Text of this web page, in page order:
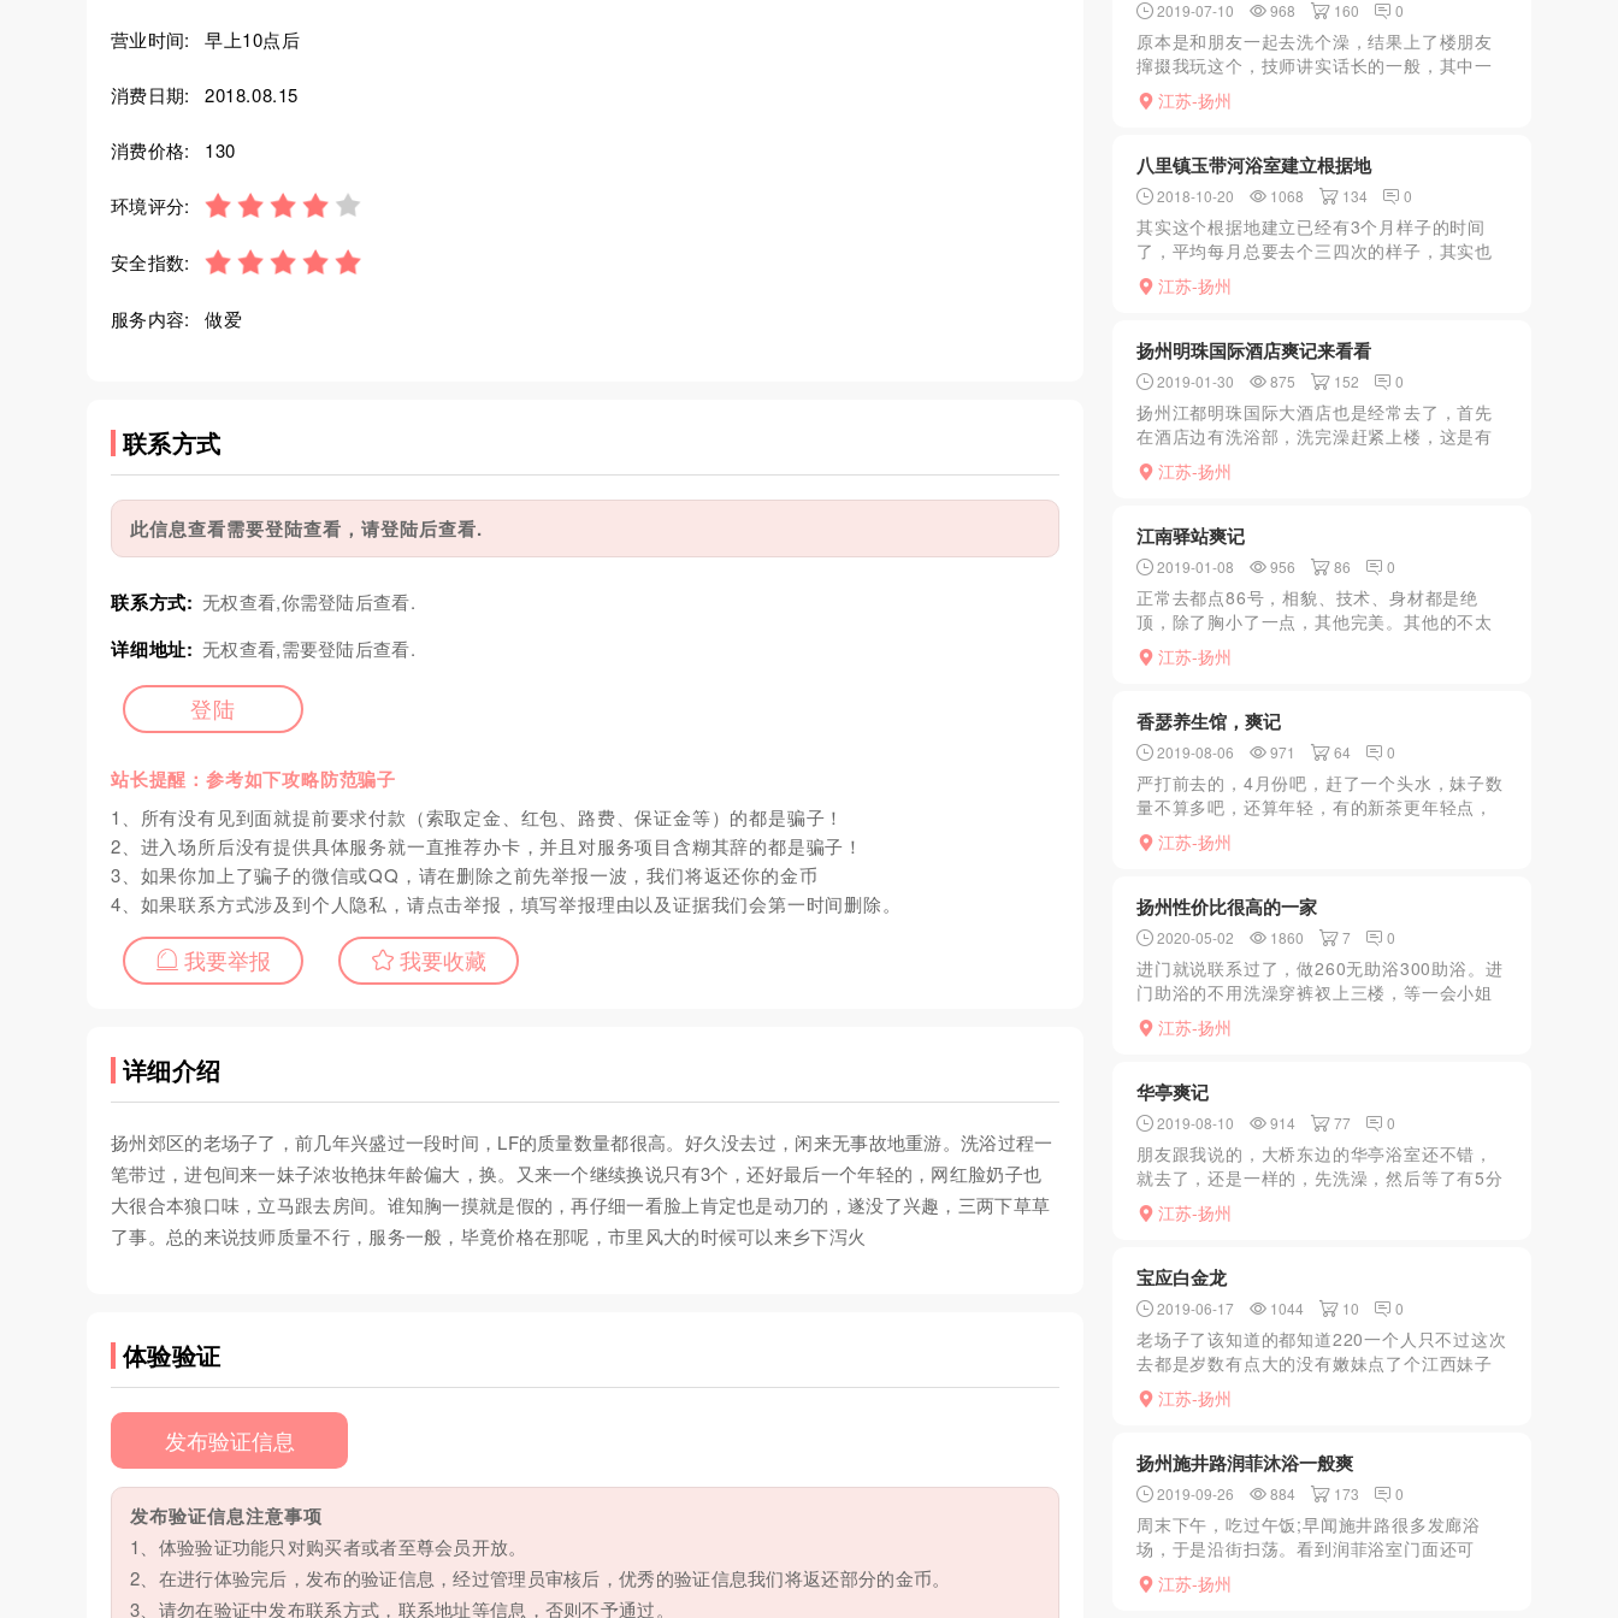
营业时间: 早上10点后
消费日期: 2018.08.15
消费价格: 130
环境评分:
安全指数:
服务内容: 做爱
联系方式
此信息查看需要登陆查看，请登陆后查看.
联系方式: 无权查看,你需登陆后查看.
详细地址: 无权查看,需要登陆后查看.
登陆
站长提醒：参考如下攻略防范骗子
1、所有没有见到面就提前要求付款（索取定金、红包、路费、保证金等）的都是骗子！
2、进入场所后没有提供具体服务就一直推荐办卡，并且对服务项目含糊其辞的都是骗子！
3、如果你加上了骗子的微信或QQ，请在删除之前先举报一波，我们将返还你的金币
4、如果联系方式涉及到个人隐私，请点击举报，填写举报理由以及证据我们会第一时间删除。
我要举报 我要收藏
详细介绍
扬州郊区的老场子了，前几年兴盛过一段时间，LF的质量数量都很高。好久没去过，闲来无事故地重游。洗浴过程一
笔带过，进包间来一妹子浓妆艳抹年龄偏大，换。又来一个继续换说只有3个，还好最后一个年轻的，网红脸奶子也
大很合本狼口味，立马跟去房间。谁知胸一摸就是假的，再仔细一看脸上肯定也是动刀的，遂没了兴趣，三两下草草
了事。总的来说技师质量不行，服务一般，毕竟价格在那呢，市里风大的时候可以来乡下泻火
体验验证
发布验证信息
发布验证信息注意事项
1、体验验证功能只对购买者或者至尊会员开放。
2、在进行体验完后，发布的验证信息，经过管理员审核后，优秀的验证信息我们将返还部分的金币。
3、请勿在验证中发布联系方式，联系地址等信息，否则不予通过。
2019-07-10 968 160 0
原本是和朋友一起去洗个澡，结果上了楼朋友
撺掇我玩这个，技师讲实话长的一般，其中一
个反复催我做，无奈跟她做快餐，谁知道刚插
进去她就要涨价，还强买强卖，本来就没什么
江苏-扬州
八里镇玉带河浴室建立根据地
2018-10-20 1068 134 0
其实这个根据地建立已经有3个月样子的时间
了，平均每月总要去个三四次的样子，其实也
是偶然之间发现的，之前受朋友之邀中午去八
里沿江饭店吃饭，朋友忒过热情之下，喝了瓶
江苏-扬州
扬州明珠国际酒店爽记来看看
2019-01-30 875 152 0
扬州江都明珠国际大酒店也是经常去了，首先
在酒店边有洗浴部，洗完澡赶紧上楼，这是有
经理就会过来问哥要不要给你安排个妹子，你
说可以就好了，妹子看你自己怎么选择了，总
江苏-扬州
江南驿站爽记
2019-01-08 956 86 0
正常去都点86号，相貌、技术、身材都是绝
顶，除了胸小了一点，其他完美。其他的不太
建议，听说他家有个99号，20岁嫩妹胸也大，
但是回家拔牙我去了好多次都没回来呢，看狼
江苏-扬州
香瑟养生馆，爽记
2019-08-06 971 64 0
严打前去的，4月份吧，赶了一个头水，妹子数
量不算多吧，还算年轻，有的新茶更年轻点，
新茶技术就谈不起来咯。酒店里面，进门电梯
上三楼，接待送你进包间，JS可以自己点，也
江苏-扬州
扬州性价比很高的一家
2020-05-02 1860 7 0
进门就说联系过了，做260无助浴300助浴。进
门助浴的不用洗澡穿裤衩上三楼，等一会小姐
带你上四楼，然后洗澡，xiongtui，kouhuo，
胸滑。上床，b面正常流程，dl十分给力受...
江苏-扬州
华亭爽记
2019-08-10 914 77 0
朋友跟我说的，大桥东边的华亭浴室还不错，
就去了，还是一样的，先洗澡，然后等了有5分
钟，技师来了，一般基本上都是做大的，所以
也不用多交代什么，技师大概20四五左右，个
江苏-扬州
宝应白金龙
2019-06-17 1044 10 0
老场子了该知道的都知道220一个人只不过这次
去都是岁数有点大的没有嫩妹点了个江西妹子
服务有点机车性格还可以喜欢的可以去试试老
场子了该知道的都知道220一个人只不过这次去
江苏-扬州
扬州施井路润菲沐浴一般爽
2019-09-26 884 173 0
周末下午，吃过午饭;早闻施井路很多发廊浴
场，于是沿街扫荡。看到润菲浴室门面还可
以，就进去了。先洗澡，二楼休息，一会来问
按摩的，我说做服务。于是来了一个感觉40多
江苏-扬州